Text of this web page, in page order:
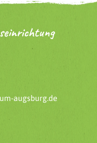
augsburg.de